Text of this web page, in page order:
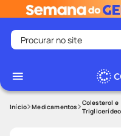
Procurar no site
1
2 º
medley
Medicamentos
Colesterol e